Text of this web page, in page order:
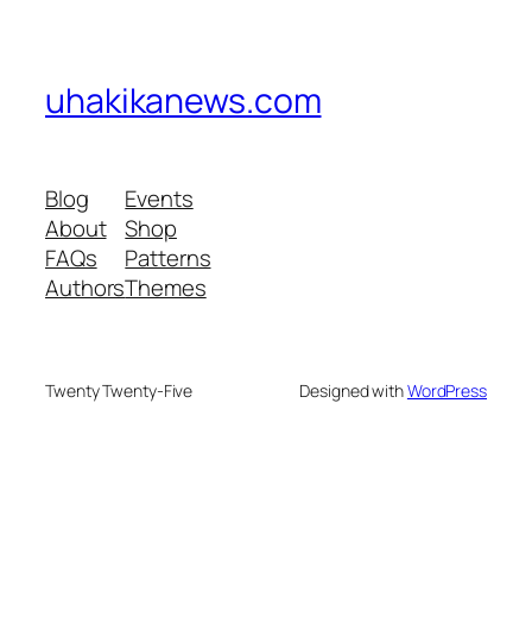
uhakikanews.com
Blog
About
FAQs
Authors
Events
Shop
Patterns
Themes
Twenty Twenty-Five Designed withWordPress